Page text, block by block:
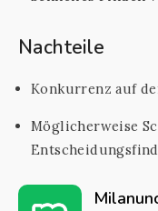
Nachteile
Konkurrenz auf
Möglicherweise